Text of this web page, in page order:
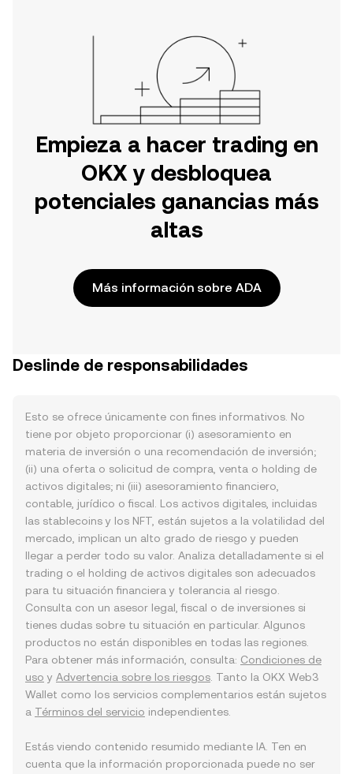
Empieza a hacer trading en
OKX y desbloquea
potenciales ganancias más
altas
Más información sobre ADA
Deslinde de responsabilidades
Esto se ofrece únicamente con fines informativos. No
tiene por objeto proporcionar (i) asesoramiento en
materia de inversión o una recomendación de inversión;
(ii) una oferta o solicitud de compra, venta o holding de
activos digitales; ni (iii) asesoramiento financiero,
contable, jurídico o fiscal. Los activos digitales, incluidas
las stablecoins y los NFT, están sujetos a la volatilidad del
mercado, implican un alto grado de riesgo y pueden
llegar a perder todo su valor. Analiza detalladamente si el
trading o el holding de activos digitales son adecuados
para tu situación financiera y tolerancia al riesgo.
Consulta con un asesor legal, fiscal o de inversiones si
tienes dudas sobre tu situación en particular. Algunos
productos no están disponibles en todas las regiones.
Para obtener más información, consulta: Condiciones de
uso y Advertencia sobre los riesgos . Tanto la OKX Web3
Wallet como los servicios complementarios están sujetos
a Términos del servicio independientes.
Estás viendo contenido resumido mediante IA. Ten en
cuenta que la información proporcionada puede no ser